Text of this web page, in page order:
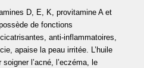
D, E, K, provitamine A et
de fonctions
anti-inflammatoires,
apaise la peau irritée. L’huile
l’acné, l’eczéma, le